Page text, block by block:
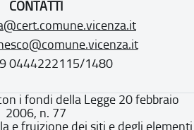
CONTATTI
0444222115/1480
i fondi della Legge 20 febbraio
2006, n. 77
e fruizione dei siti e degli elementi